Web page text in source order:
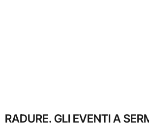
RADURE. GLI EVENTI A